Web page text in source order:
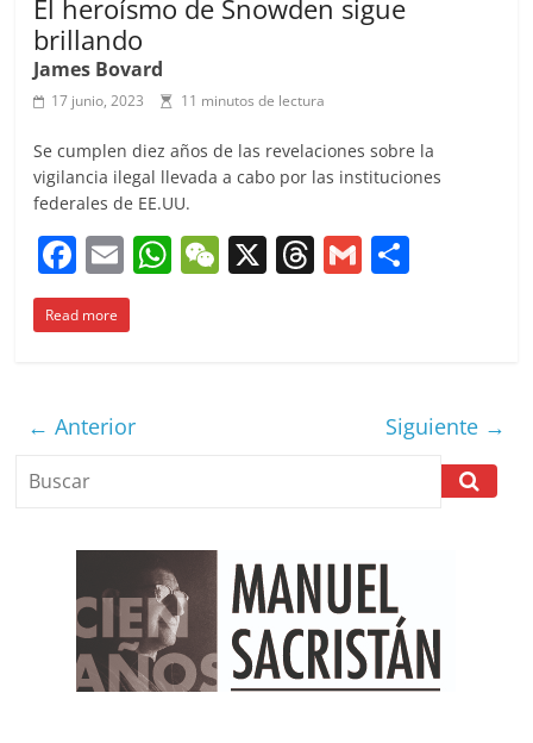
El heroísmo de Snowden sigue
brillando
James Bovard
17 junio, 2023 11 minutos de lectura
Se cumplen diez años de las revelaciones sobre la
vigilancia ilegal llevada a cabo por las instituciones
federales de EE.UU.
F
a
c
b
o
o
E
m
ai
W W X T G
ar
tir
Read more
← Anterior Siguiente →